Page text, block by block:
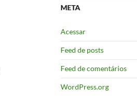
META
Acessar
Feed de posts
Feed de comentários
WordPress.org